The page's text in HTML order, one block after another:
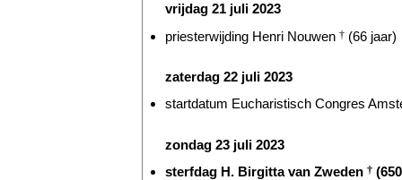
vrijdag 21 juli 2023
priesterwijding Henri Nouwen † (66 jaar)
zaterdag 22 juli 2023
startdatum Eucharistisch Congres
zondag 23 juli 2023
sterfdag H. Birgitta van Zweden †